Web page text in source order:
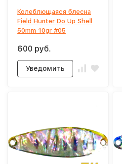
Колеблющаяся блесна
Field Hunter Do Up Shell
50mm 10gr #05
600 руб.
Уведомить